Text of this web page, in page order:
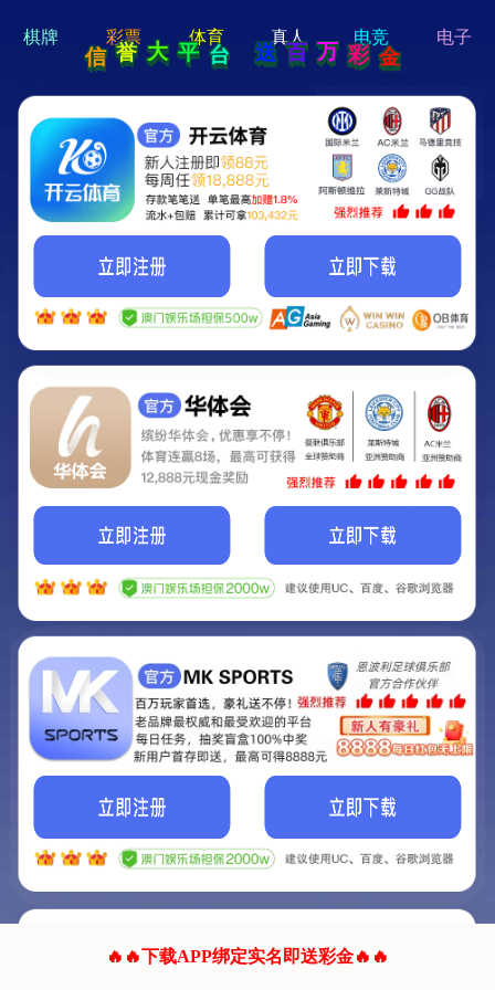
hi 💗
Hey Guys!
我们即将上线啦...
我们的网站正在建设.
它将是非常棒的网站.
联系我们!